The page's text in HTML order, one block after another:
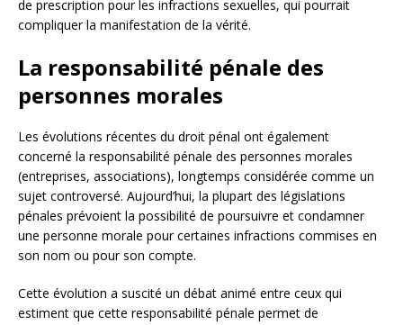
de prescription pour les infractions sexuelles, qui pourrait
compliquer la manifestation de la vérité.
La responsabilité pénale des
personnes morales
Les évolutions récentes du droit pénal ont également
concerné la responsabilité pénale des personnes morales
(entreprises, associations), longtemps considérée comme un
sujet controversé. Aujourd’hui, la plupart des législations
pénales prévoient la possibilité de poursuivre et condamner
une personne morale pour certaines infractions commises en
son nom ou pour son compte.
Cette évolution a suscité un débat animé entre ceux qui
estiment que cette responsabilité pénale permet de